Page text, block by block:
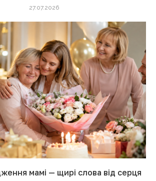
27.07.2026
мамі — щирі слова від серця